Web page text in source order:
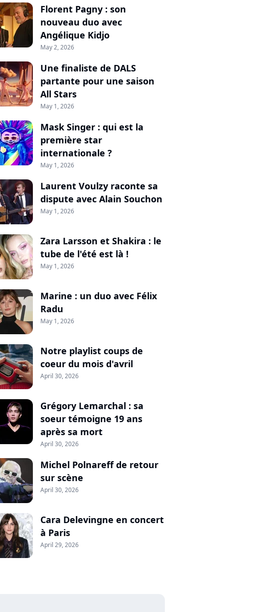
Florent Pagny : son
nouveau duo avec
Angélique Kidjo
May 2, 2026
Une finaliste de DALS
partante pour une saison
All Stars
May 1, 2026
Mask Singer : qui est la
première star
internationale ?
May 1, 2026
Laurent Voulzy raconte sa
dispute avec Alain Souchon
May 1, 2026
Zara Larsson et Shakira : le
tube de l'été est là !
May 1, 2026
Marine : un duo avec Félix
Radu
May 1, 2026
Notre playlist coups de
coeur du mois d'avril
April 30, 2026
Grégory Lemarchal : sa
soeur témoigne 19 ans
après sa mort
April 30, 2026
Michel Polnareff de retour
sur scène
April 30, 2026
Cara Delevingne en concert
à Paris
April 29, 2026